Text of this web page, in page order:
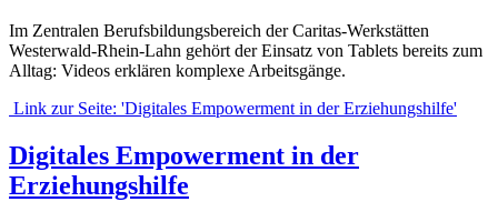
Im Zentralen Berufsbildungsbereich der Caritas-Werkstätten
Westerwald-Rhein-Lahn gehört der Einsatz von Tablets bereits zum
Alltag: Videos erklären komplexe Arbeitsgänge.
Link zur Seite: 'Digitales Empowerment in der Erziehungshilfe'
Digitales Empowerment in der
Erziehungshilfe